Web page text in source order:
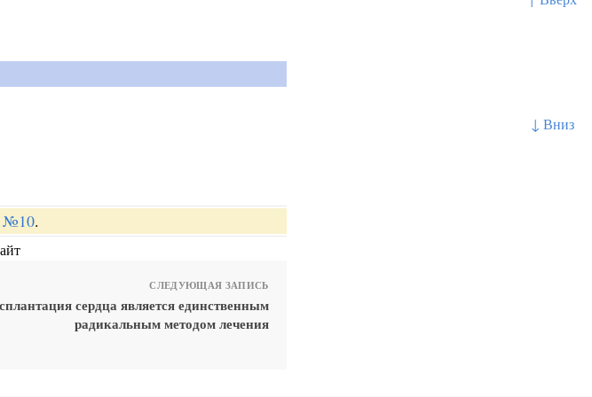
↓ Вниз
№10.
СЛЕДУЮЩАЯ ЗАПИСЬ
сердца является единственным
радикальным методом лечения